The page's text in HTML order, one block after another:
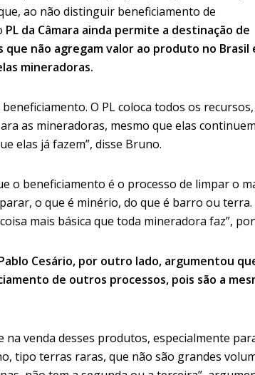
ao não distinguir beneficiamento de
PL da Câmara ainda permite a destinação de
que não agregam valor ao produto no Brasil
mineradoras.
O PL coloca todos os recursos,
as mineradoras, mesmo que elas continuem
elas já fazem”, disse Bruno.
o beneficiamento é o processo de limpar o
o que é minério, do que é barro ou terra.
mais básica que toda mineradora faz”,
Cesário, por outro lado, argumentou
de outros processos, pois são a
na venda desses produtos, especialmente
tipo terras raras, que não são grandes